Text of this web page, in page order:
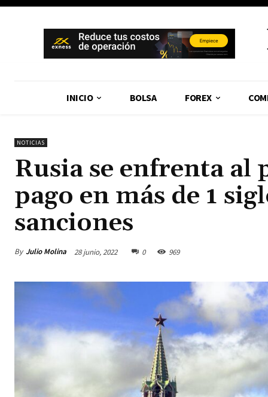
INICIO BOLSA FOREX
NOTICIAS
Rusia se enfrenta
pago en más de 1
sanciones
By Julio Molina 28 junio, 2022 0 969